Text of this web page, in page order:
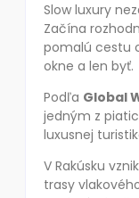
Slow luxury
Začína
pomalú cestu
okne a len byť.
Podľa Global
jedným z
luxusnej
V Rakúsku
trasy